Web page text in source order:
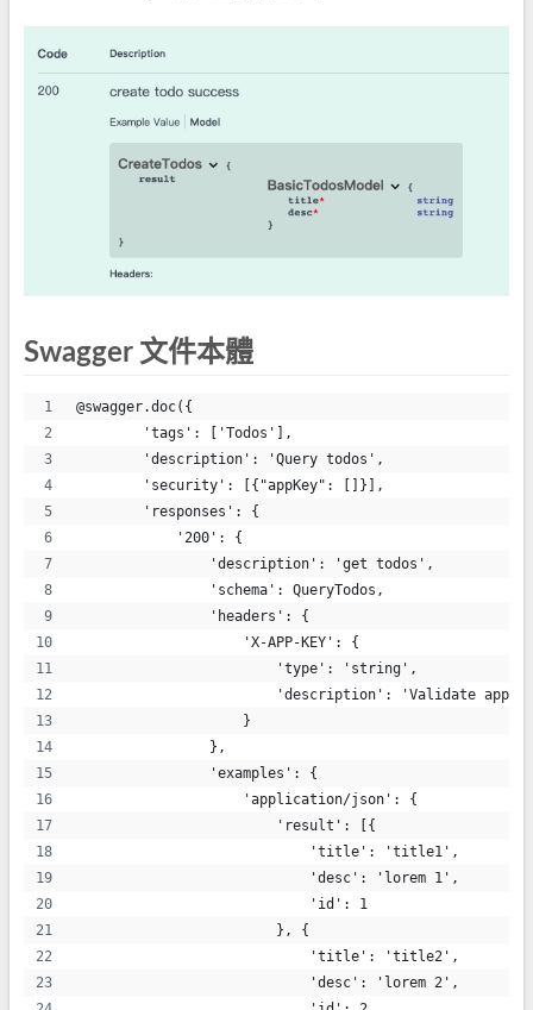
Swagger 文件本體
@swagger.doc({
        'tags': ['Todos'],
        'description': 'Query todos',
        'security': [{"appKey": []}],
        'responses': {
            '200': {
                'description': 'get todos',
                'schema': QueryTodos,
                'headers': {
                    'X-APP-KEY': {
                        'type': 'string',
                        'description': 'Validate app'
                    }
                },
                'examples': {
                    'application/json': {
                        'result': [{
                            'title': 'title1',
                            'desc': 'lorem 1',
                            'id': 1
                        }, {
                            'title': 'title2',
                            'desc': 'lorem 2',